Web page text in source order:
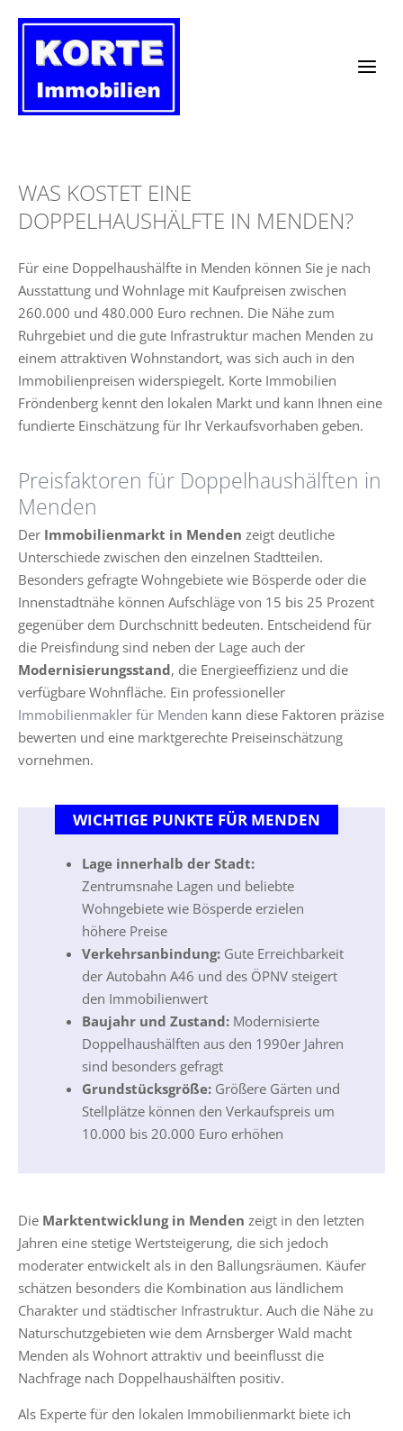
Inhalt
springen
WAS KOSTET EINE
DOPPELHAUSHÄLFTE IN MENDEN?
Für eine Doppelhaushälfte in Menden können Sie je nach
Ausstattung und Wohnlage mit Kaufpreisen zwischen
260.000 und 480.000 Euro rechnen. Die Nähe zum
Ruhrgebiet und die gute Infrastruktur machen Menden zu
einem attraktiven Wohnstandort, was sich auch in den
Immobilienpreisen widerspiegelt. Korte Immobilien
Fröndenberg kennt den lokalen Markt und kann Ihnen eine
fundierte Einschätzung für Ihr Verkaufsvorhaben geben.
Preisfaktoren für Doppelhaushälften in
Menden
Der Immobilienmarkt in Menden zeigt deutliche
Unterschiede zwischen den einzelnen Stadtteilen.
Besonders gefragte Wohngebiete wie Bösperde oder die
Innenstadtnähe können Aufschläge von 15 bis 25 Prozent
gegenüber dem Durchschnitt bedeuten. Entscheidend für
die Preisfindung sind neben der Lage auch der
Modernisierungsstand, die Energieeffizienz und die
verfügbare Wohnfläche. Ein professioneller
Immobilienmakler für Menden kann diese Faktoren präzise
bewerten und eine marktgerechte Preiseinschätzung
vornehmen.
WICHTIGE PUNKTE FÜR MENDEN
Lage innerhalb der Stadt:
Zentrumsnahe Lagen und beliebte
Wohngebiete wie Bösperde erzielen
höhere Preise
Verkehrsanbindung: Gute Erreichbarkeit
der Autobahn A46 und des ÖPNV steigert
den Immobilienwert
Baujahr und Zustand: Modernisierte
Doppelhaushälften aus den 1990er Jahren
sind besonders gefragt
Grundstücksgröße: Größere Gärten und
Stellplätze können den Verkaufspreis um
10.000 bis 20.000 Euro erhöhen
Die Marktentwicklung in Menden zeigt in den letzten
Jahren eine stetige Wertsteigerung, die sich jedoch
moderater entwickelt als in den Ballungsräumen. Käufer
schätzen besonders die Kombination aus ländlichem
Charakter und städtischer Infrastruktur. Auch die Nähe zu
Naturschutzgebieten wie dem Arnsberger Wald macht
Menden als Wohnort attraktiv und beeinflusst die
Nachfrage nach Doppelhaushälften positiv.
Als Experte für den lokalen Immobilienmarkt biete ich